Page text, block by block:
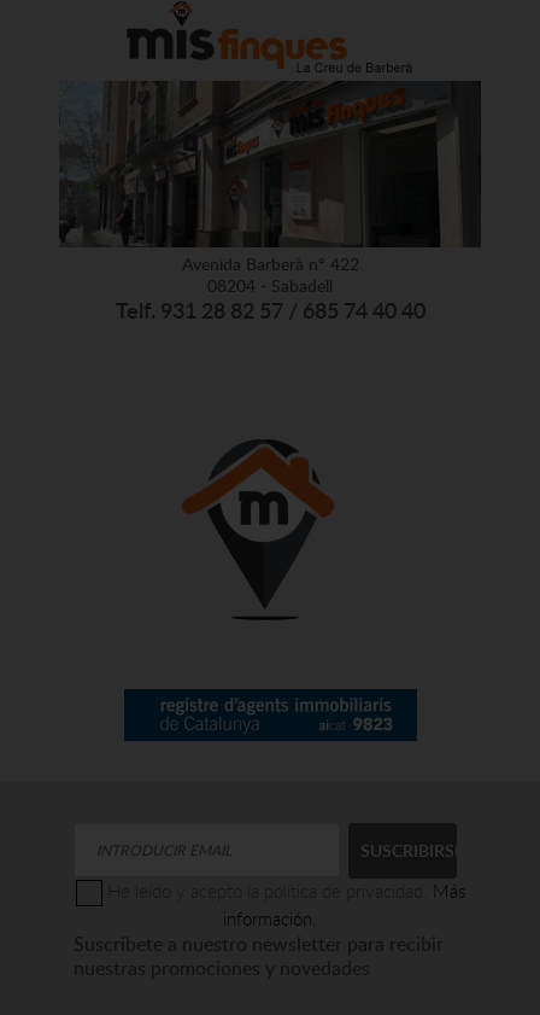
Avenida Barberà nº 422
08204 - Sabadell
Telf. 931 28 82 57 / 685 74 40 40
Más
información.
Suscribete a nuestro newsletter para recibir
nuestras promociones y novedades